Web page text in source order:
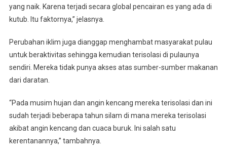
yang naik. Karena terjadi secara global pencairan es yang ada di
kutub. Itu faktornya,” jelasnya.
Perubahan iklim juga dianggap menghambat masyarakat pulau
untuk beraktivitas sehingga kemudian terisolasi di pulaunya
sendiri. Mereka tidak punya akses atas sumber-sumber makanan
dari daratan.
“Pada musim hujan dan angin kencang mereka terisolasi dan ini
sudah terjadi beberapa tahun silam di mana mereka terisolasi
akibat angin kencang dan cuaca buruk. Ini salah satu
kerentanannya,” tambahnya.